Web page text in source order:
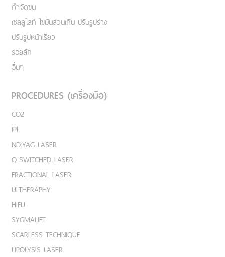
กำจัดขน
เชลลูไลท์ ไขมันส่วนเกิน ปรับรูปร่าง
ปรับรูปหน้าเรียว
รอยสัก
อื่นๆ
PROCEDURES (เครื่องมือ)
CO2
IPL
ND:YAG LASER
Q-SWITCHED LASER
FRACTIONAL LASER
ULTHERAPHY
HIFU
SYGMALIFT
SCARLESS TECHNIQUE
LIPOLYSIS LASER